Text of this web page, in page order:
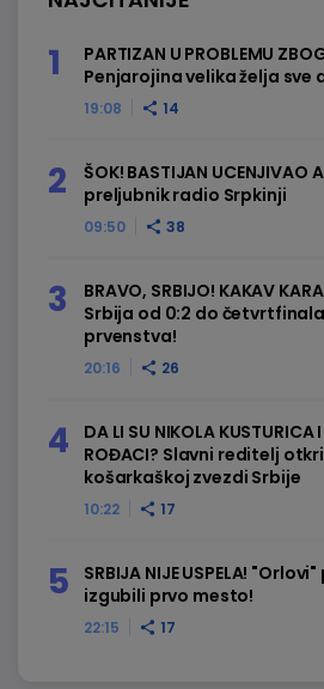
19:08 14
PARTIZAN U PROBLEMU
Penjarojina velika želja
09:50 38
ŠOK! BASTIJAN UCENJIVAO
preljubnik radio Srpkinji
20:16 26
BRAVO, SRBIJO! KAKAV
Srbija od 0:2 do
prvenstva!
10:22 17
DA LI SU NIKOLA KUSTURICA
ROĐACI? Slavni reditelj
košarkaškoj zvezdi Srbije
22:15 17
SRBIJA NIJE USPELA!
izgubili prvo mesto!